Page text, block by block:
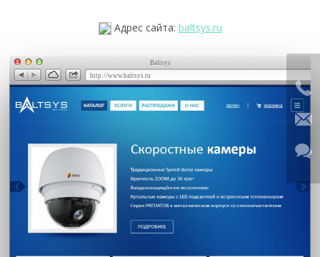
Адрес сайта: baltsys.ru
Baltsys
http://www.baltsys.ru